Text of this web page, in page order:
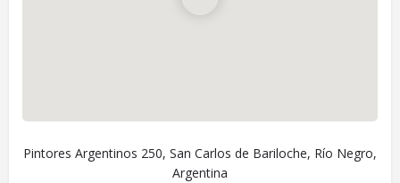
Pintores Argentinos 250, San Carlos de Bariloche, Río Negro,
Argentina